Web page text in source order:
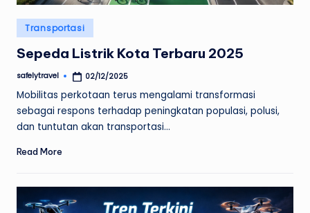
Posted
in
Transportasi
Sepeda Listrik Kota Terbaru 2025
Posted
safelytravel 02/12/2025
Mobilitas perkotaan terus mengalami transformasi
sebagai respons terhadap peningkatan populasi, polusi,
dan tuntutan akan transportasi…
Read More